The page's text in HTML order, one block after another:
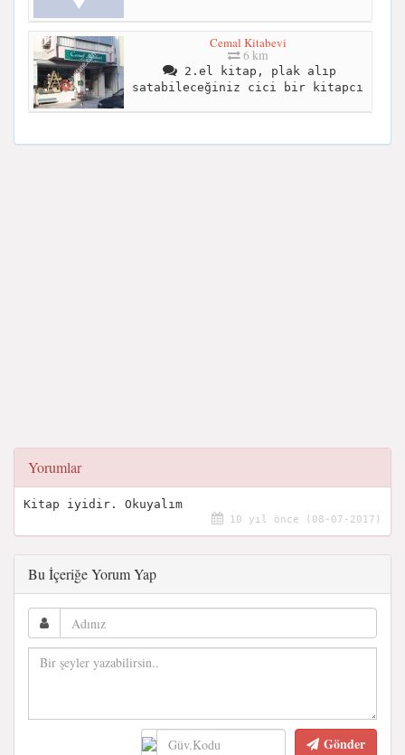
Cemal Kitabevi
6 km
2.el kitap, plak alıp
satabileceğiniz cici bir kitapcı
Yorumlar
Kitap iyidir. Okuyalım
10 yıl önce (08-07-2017)
Bu İçeriğe Yorum Yap
Gönder